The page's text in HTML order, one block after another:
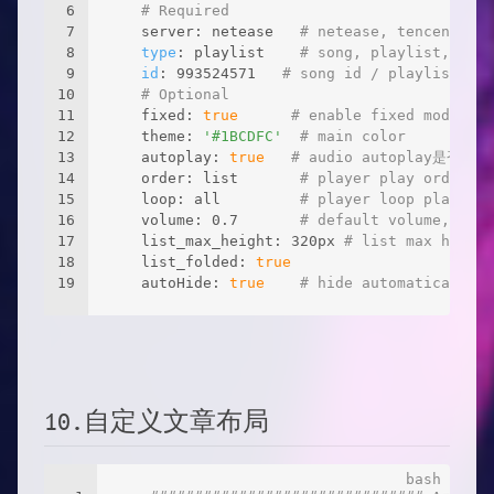
6
7
8
9
10
11
12
13
14
15
16
17
18
19
# Required
    server: netease
# netease, tencent,
type : playlist # song, playlist,
id : 993524571 # song id / playlist id /
# Optional
    fixed:
true
# enable fixed mode
    theme:
'#1BCDFC'
# main color
    autoplay:
true
# audio autoplay是否自动
    order: list
# player play order,
    loop: all
# player loop play,
    volume: 0.7
# default volume,
    list_max_height: 320px
# list max height
    list_folded:
true
    autoHide:
true # hide automaticaly是否
10.自定义文章布局